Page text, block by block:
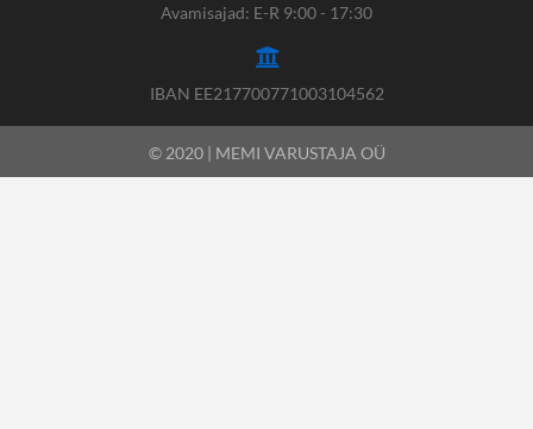
Avamisajad: E-R 9:00 - 17:30
IBAN EE217700771003104562
© 2020 | MEMI VARUSTAJA OÜ